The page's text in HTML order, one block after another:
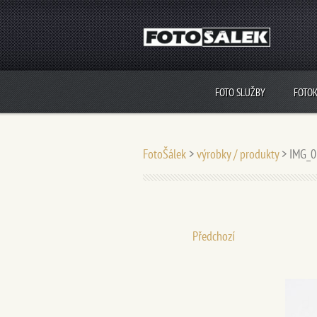
FOTO SLUŽBY
FotoŠálek >výrobky / produkty >
Předchozí